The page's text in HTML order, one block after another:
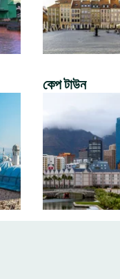
কেপ টাউন